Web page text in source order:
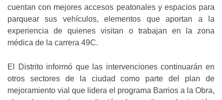
cuentan con mejores accesos peatonales y espacios para
parquear sus vehículos, elementos que aportan a la
experiencia de quienes visitan o trabajan en la zona
médica de la carrera 49C.
El Distrito informó que las intervenciones continuarán en
otros sectores de la ciudad como parte del plan de
mejoramiento vial que lidera el programa Barrios a la Obra,